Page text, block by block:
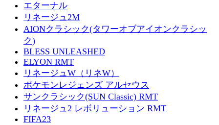
エターナル
リネージュ2M
AIONクラシック(タワーオブアイオンクラシッ
ク)
BLESS UNLEASHED
ELYON RMT
リネージュW（リネW）
ポケモンレジェンズ アルセウス
サンクラシック(SUN Classic) RMT
リネージュ2 レボリューション RMT
FIFA23